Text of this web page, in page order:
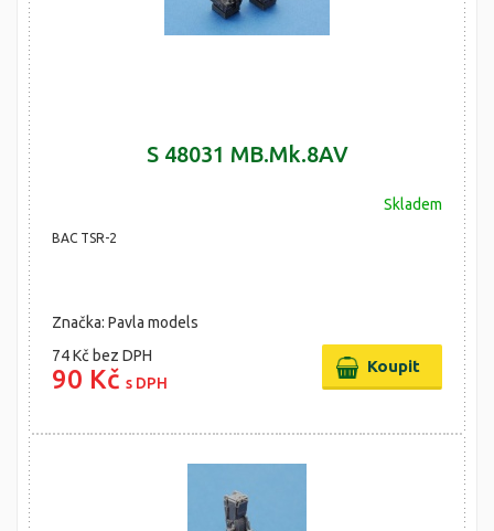
S 48031 MB.Mk.8AV
Skladem
BAC TSR-2
Značka: Pavla models
74 Kč bez DPH
90 Kč s DPH